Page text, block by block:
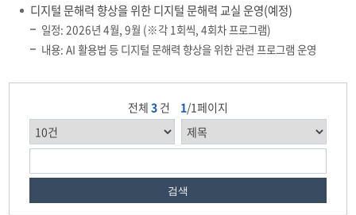
디지털 문해력 향상을 위한 디지털 문해력 교실 운영(예정)
일정: 2026년 4월, 9월 (※각 1회씩, 4회차 프로그램)
내용: AI 활용법 등 디지털 문해력 향상을 위한 관련 프로그램 운영
전체 3 건 1/1페이지
검색